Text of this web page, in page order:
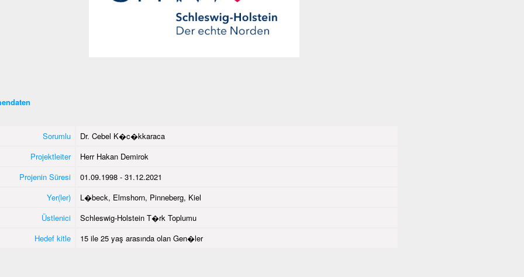
Sorumlu
Dr. Cebel K�c�kkaraca
Projektleiter
Herr Hakan Demirok
Projenin Süresi
01.09.1998 - 31.12.2021
Yer(ler)
L�beck, Elmshorn, Pinneberg, Kiel
Üstlenici
Schleswig-Holstein T�rk Toplumu
Hedef kitle
15 ile 25 yaş arasında olan Gen�ler